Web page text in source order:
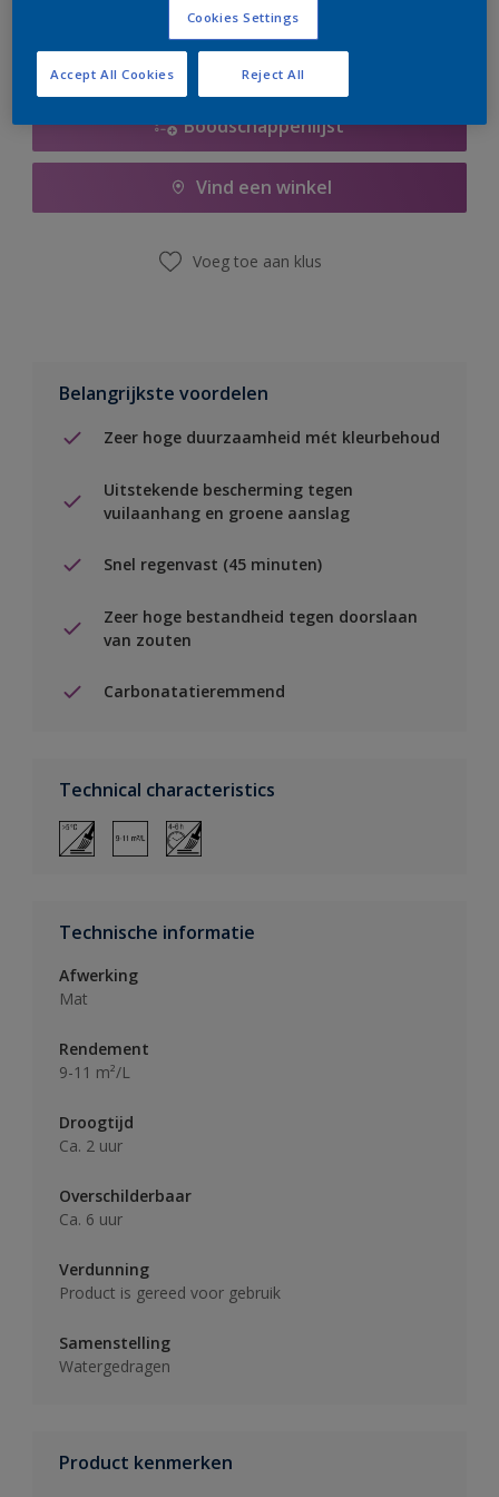
Boodschappenlijst
Vind een winkel
Voeg toe aan klus
Belangrijkste voordelen
Zeer hoge duurzaamheid mét kleurbehoud
Uitstekende bescherming tegen
vuilaanhang en groene aanslag
Snel regenvast (45 minuten)
Zeer hoge bestandheid tegen doorslaan
van zouten
Carbonatatieremmend
Technical characteristics
Technische informatie
Afwerking
Mat
Rendement
9-11 m²/L
Droogtijd
Ca. 2 uur
Overschilderbaar
Ca. 6 uur
Verdunning
Product is gereed voor gebruik
Samenstelling
Watergedragen
Product kenmerken
Cookies Settings
Reject All
Accept All Cookies